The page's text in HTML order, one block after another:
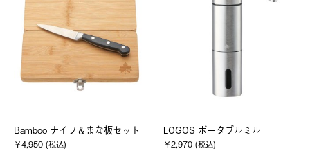
Bamboo ナイフ＆まな板セット
￥4,950 (税込)
LOGOS ポータブルミル
￥2,970 (税込)